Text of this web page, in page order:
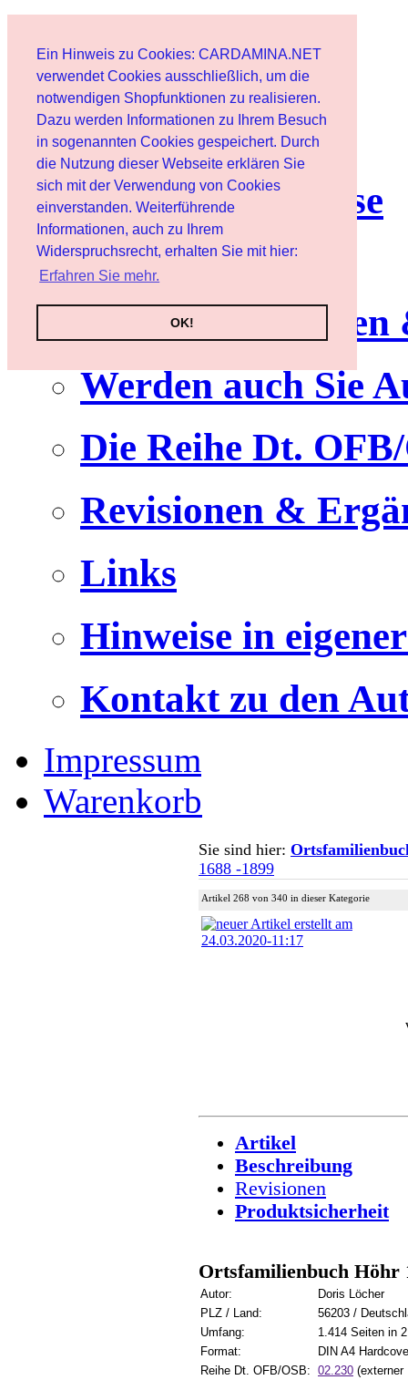
Ein Hinweis zu Cookies: CARDAMINA.NET
verwendet Cookies ausschließlich, um die
notwendigen Shopfunktionen zu realisieren.
Dazu werden Informationen zu Ihrem Besuch
in sogenannten Cookies gespeichert. Durch
die Nutzung dieser Webseite erklären Sie
sich mit der Verwendung von Cookies
einverstanden. Weiterführende
Informationen, auch zu Ihrem
Widerspruchsrecht, erhalten Sie mit hier:
Erfahren Sie mehr.
OK!
Benutzer
Newsletter
Nutzungshinweise
Service
Werden auch Sie
Die Reihe Dt.
Revisionen &
Links
Hinweise in
Kontakt zu den
Impressum
Warenkorb
Sie sind hier:
1688 -1899
Artikel 268 von 340 in dieser Kategorie
Artikel
Beschreibung
Revisionen
Produktsicherheit
Ortsfamilienbuch Höhr
Autor:
Doris Löcher
PLZ / Land:
56203 /
Umfang:
1.414 Seiten in
Format:
DIN A4
Reihe Dt. OFB/OSB: 02.230 (externer